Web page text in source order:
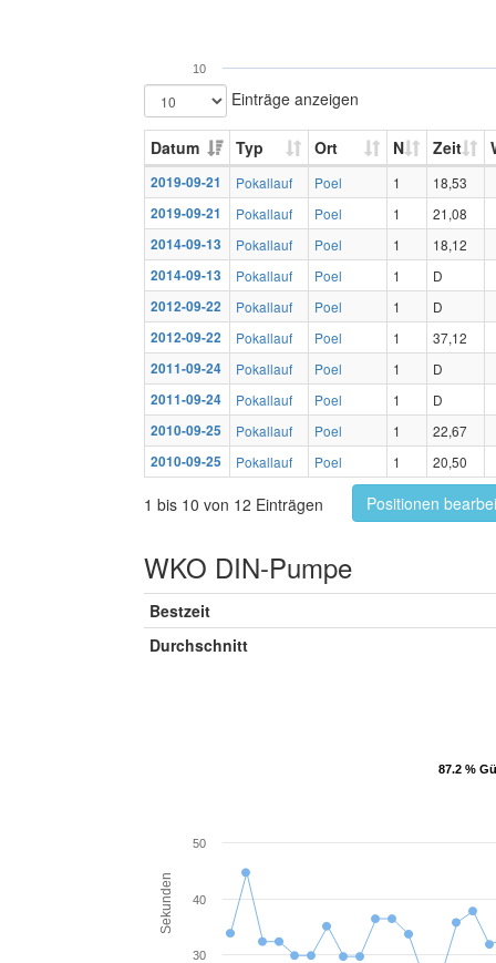
10
Einträge anzeigen
Datum Typ Ort N Zeit
2019-09-21 Pokallauf Poel 1
18,53
2019-09-21
Pokallauf Poel 1
21,08
2014-09-13
Pokallauf Poel 1
18,12
2014-09-13
Pokallauf Poel 1
D
2012-09-22
Pokallauf Poel 1
D
2012-09-22
Pokallauf Poel 1
37,12
2011-09-24
Pokallauf Poel 1
D
2011-09-24
Pokallauf Poel 1
D
2010-09-25
Pokallauf Poel 1
22,67
2010-09-25
Pokallauf Poel 1 20,50
1 bis 10 von 12 Einträgen Positionen
WKO DIN-Pumpe
Bestzeit
Durchschnitt
87.2 %
87.2 %
Sekunden
30
40
50